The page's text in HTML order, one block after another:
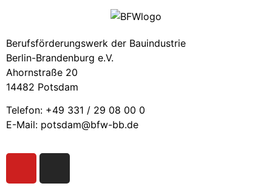
Berufsförderungswerk der Bauindustrie
Berlin-Brandenburg e.V.
Ahornstraße 20
14482 Potsdam
Telefon: +49 331 / 29 08 00 0
E-Mail: potsdam@bfw-bb.de